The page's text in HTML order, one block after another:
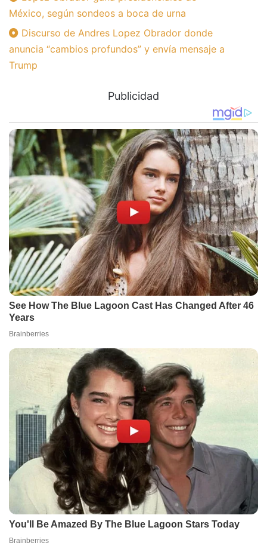
México, según sondeos a boca de urna
Discurso de Andres Lopez Obrador donde
anuncia “cambios profundos” y envía mensaje a
Trump
Publicidad